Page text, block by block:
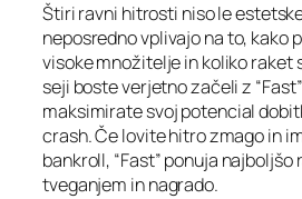
Štiri ravni hitrosti niso le
neposredno vplivajo na to, kako
visoke množitelje in koliko raket
seji boste verjetno začeli z “Fast”
maksimirate svoj potencial
crash. Če lovite hitro zmago in
bankroll, “Fast” ponuja najboljšo
tveganjem in nagrado.